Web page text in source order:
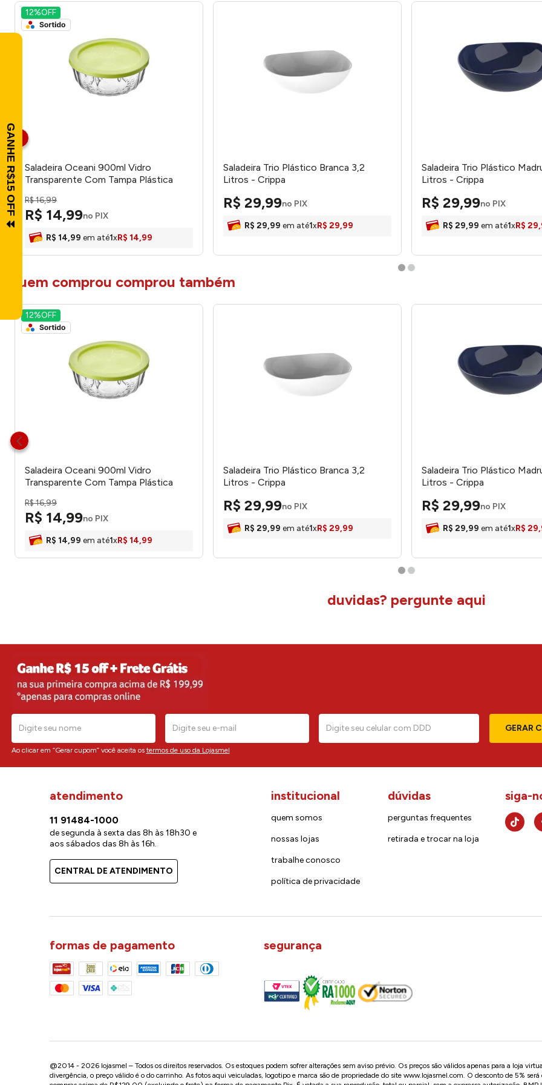
12%OFF
Saladeira Oceani 900ml Vidro
Transparente Com Tampa Plástica
R$16,99
R$ 14,99no PIX
R$ 14,99 em até1xR$ 14,99
Saladeira Trio Plástico Branca 3,2
Litros - Crippa
R$ 29,99no PIX
R$ 29,99 em até1xR$ 29,99
Saladeira Trio Plástico
Litros - Crippa
R$ 29,99no PIX
R$ 29,99 em até1xR$ 29,
quem comprou comprou também
12%OFF
Saladeira Oceani 900ml Vidro
Transparente Com Tampa Plástica
R$16,99
R$ 14,99no PIX
R$ 14,99 em até1xR$ 14,99
Saladeira Trio Plástico Branca 3,2
Litros - Crippa
R$ 29,99no PIX
R$ 29,99 em até1xR$ 29,99
Saladeira Trio Plástico
Litros - Crippa
R$ 29,99no PIX
R$ 29,99 em até1xR$ 29,
duvidas? pergunte aqui
GERAR
Ao clicar em “Gerar cupom” você aceita os termos de uso da Lojasmel
atendimento
11 91484-1000
de segunda à sexta das 8h às 18h30 e
aos sábados das 8h às 16h.
CENTRAL DE ATENDIMENTO
institucional
quem somos
nossas lojas
trabalhe conosco
política de privacidade
dúvidas
perguntas frequentes
retirada e trocar na loja
siga-
formas de pagamento segurança
@2014 - 2026 lojasmel – Todos os direitos reservados. Os estoques podem sofrer alterações sem aviso prévio. Os preços são válidos apenas para a loja
divergência, o preço válido é o do carrinho. As fotos aqui veiculadas, logotipo e marca são de propriedade do site www.lojasmel.com. O desconto de 5%